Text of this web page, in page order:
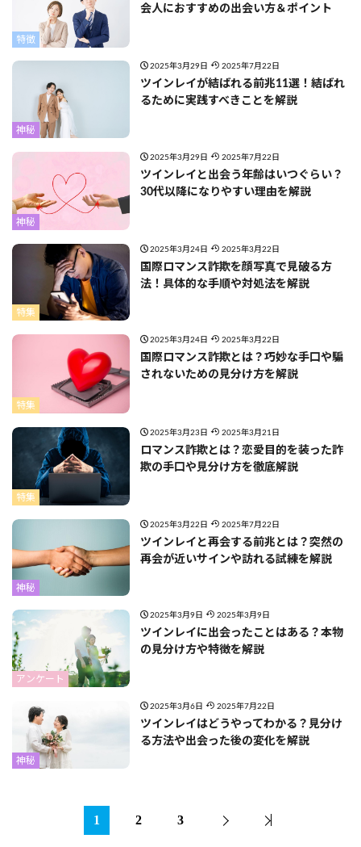
特徴
会人におすすめの出会い方＆ポイント
神秘
2025年3月29日 2025年7月22日
ツインレイが結ばれる前兆11選！結ばれ
るために実践すべきことを解説
神秘
2025年3月29日 2025年7月22日
ツインレイと出会う年齢はいつぐらい？
30代以降になりやすい理由を解説
特集
2025年3月24日 2025年3月22日
国際ロマンス詐欺を顔写真で見破る方
法！具体的な手順や対処法を解説
特集
2025年3月24日 2025年3月22日
国際ロマンス詐欺とは？巧妙な手口や騙
されないための見分け方を解説
特集
2025年3月23日 2025年3月21日
ロマンス詐欺とは？恋愛目的を装った詐
欺の手口や見分け方を徹底解説
神秘
2025年3月22日 2025年7月22日
ツインレイと再会する前兆とは？突然の
再会が近いサインや訪れる試練を解説
アンケート
2025年3月9日 2025年3月9日
ツインレイに出会ったことはある？本物
の見分け方や特徴を解説
神秘
2025年3月6日 2025年7月22日
ツインレイはどうやってわかる？見分け
る方法や出会った後の変化を解説
1 2 3